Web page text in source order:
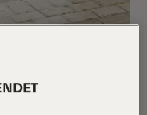
einen
im Ausbau seines
umfassend
ideale